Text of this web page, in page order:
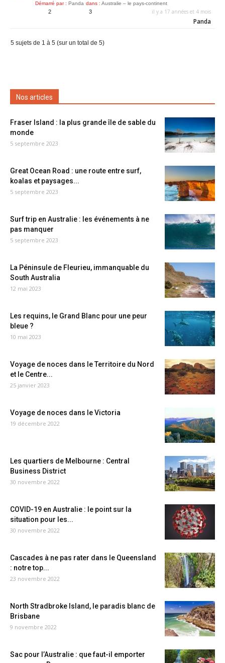
Démarré par : Panda dans : Australie – le pays-continent
2 3 il y a 17 années et 4 mois
Panda
5 sujets de 1 à 5 (sur un total de 5)
Nos articles
Fraser Island : la plus grande île de sable du
monde
5 septembre 2023
Great Ocean Road : une route entre surf,
koalas et paysages...
5 septembre 2023
Surf trip en Australie : les événements à ne
pas manquer
5 septembre 2023
La Péninsule de Fleurieu, immanquable du
South Australia
12 mai 2023
Les requins, le Grand Blanc pour une peur
bleue ?
10 mai 2023
Voyage de noces dans le Territoire du Nord
et le Centre...
25 janvier 2023
Voyage de noces dans le Victoria
19 décembre 2022
Les quartiers de Melbourne : Central
Business District
30 novembre 2022
COVID-19 en Australie : le point sur la
situation pour les...
30 novembre 2022
Cascades à ne pas rater dans le Queensland
: notre top...
23 novembre 2022
North Stradbroke Island, le paradis blanc de
Brisbane
9 novembre 2022
Sac pour l’Australie : que faut-il emporter